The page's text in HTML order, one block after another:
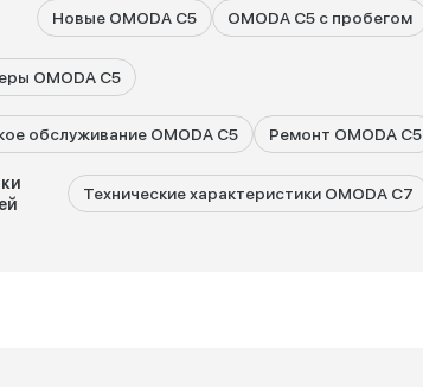
Новые OMODA C5 OMODA C5 с пробегом
OMODA C5
обслуживание OMODA C5 Ремонт OMODA C5
Технические характеристики OMODA C7